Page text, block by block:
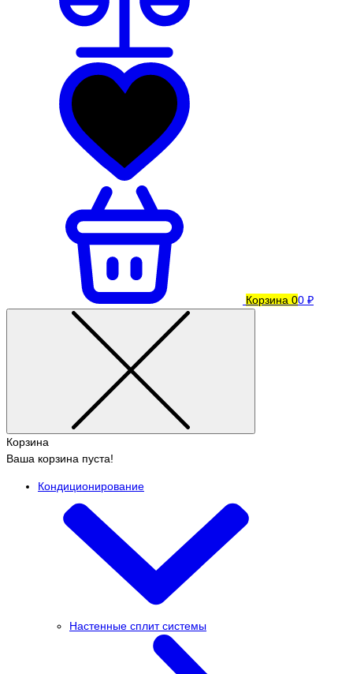
Корзина 00 ₽
Корзина
Ваша корзина пуста!
Кондиционирование
Настенные сплит системы